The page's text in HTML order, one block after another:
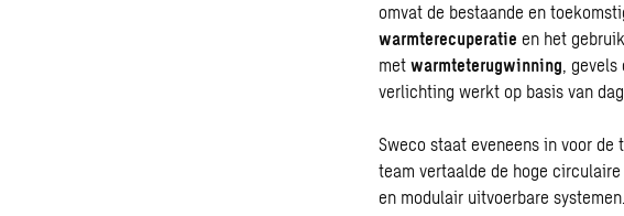
omvat de bestaande en
warmterecuperatie en het
met warmteterugwinning, gevels
verlichting werkt op basis van
Sweco staat eveneens in voor de
team vertaalde de hoge
en modulair uitvoerbare systemen.